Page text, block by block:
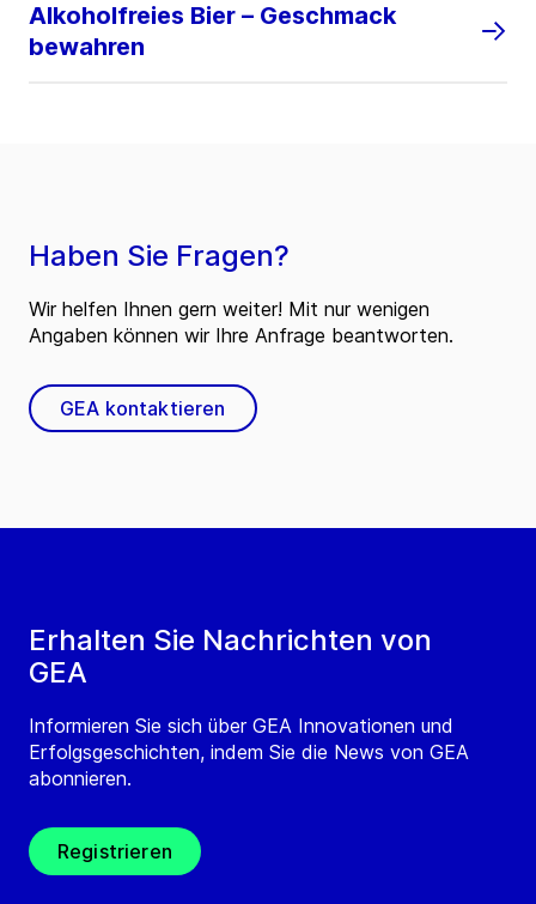
Alkoholfreies Bier – Geschmack
bewahren
Erhalten Sie Nachrichten von
GEA
Informieren Sie sich über GEA Innovationen und
Erfolgsgeschichten, indem Sie die News von GEA
abonnieren.
Registrieren
Haben Sie Fragen?
Wir helfen Ihnen gern weiter! Mit nur wenigen
Angaben können wir Ihre Anfrage beantworten.
GEA kontaktieren